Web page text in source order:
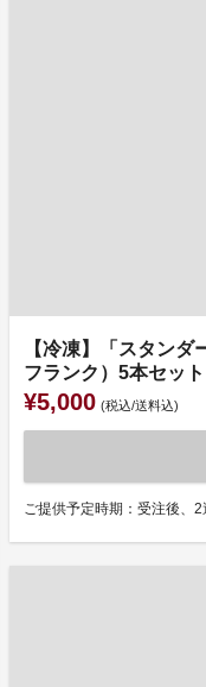
【冷凍】「スタン
フランク）5本セット
¥5,000 (税込/送料込)
ご提供予定時期：受注後、